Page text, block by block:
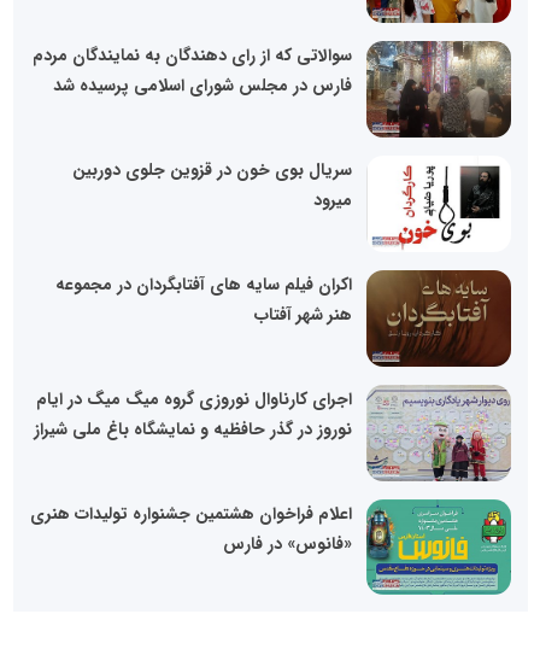
سوالاتی که از رای دهندگان به نمایندگان مردم
فارس در مجلس شورای اسلامی پرسیده شد
سریال بوی خون در قزوین جلوی دوربین
میرود
اکران فیلم سایه های آفتابگردان در مجموعه
هنر شهر آفتاب
اجرای کارناوال نوروزی گروه میگ میگ در ایام
نوروز در گذر حافظیه و نمایشگاه باغ ملی شیراز
اعلام فراخوان هشتمین جشنواره تولیدات هنری
«فانوس» در فارس